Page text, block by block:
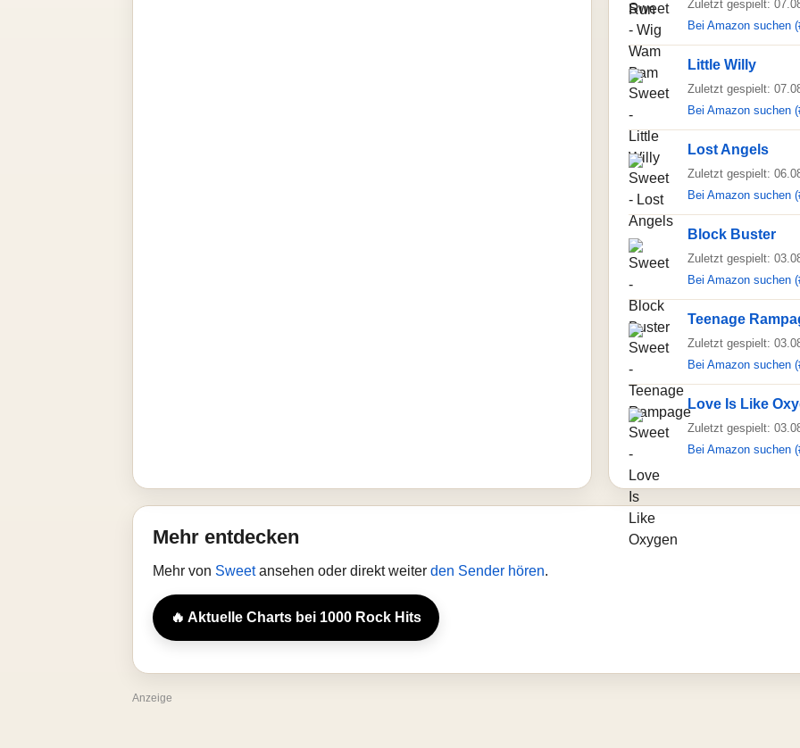
Zuletzt gespielt:
Bei Amazon suchen
Little Willy
Zuletzt gespielt:
Bei Amazon suchen
Lost Angels
Zuletzt gespielt:
Bei Amazon suchen
Block Buster
Zuletzt gespielt:
Bei Amazon suchen
Teenage
Zuletzt gespielt:
Bei Amazon suchen
Love Is Like
Zuletzt gespielt:
Bei Amazon suchen
Mehr entdecken
Mehr von Sweetansehen oder direkt weiter den Sender hören.
🔥 Aktuelle Charts bei 1000 Rock Hits
Anzeige